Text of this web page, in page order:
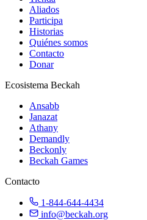
Aliados
Participa
Historias
Quiénes somos
Contacto
Donar
Ecosistema Beckah
Ansabb
Janazat
Athany
Demandly
Beckonly
Beckah Games
Contacto
1-844-644-4434
info@beckah.org